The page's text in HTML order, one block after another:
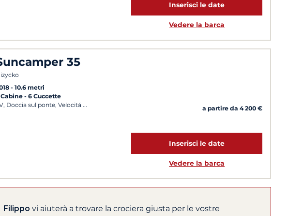
Inserisci le date
Vedere la barca
35
10.6 metri
Cabine 6 Cuccette
Doccia sul ponte, Velocitá
a partire da 4 200 €
Inserisci le date
Vedere la barca
Filippo vi aiuterà a trovare la crociera giusta per le vostre